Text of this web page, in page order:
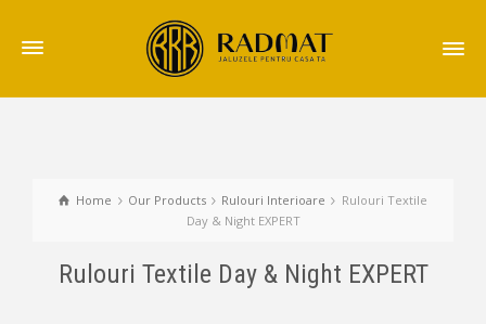
Home Our Products Rulouri Interioare
Rulouri Textile
Day & Night EXPERT
Rulouri Textile Day & Night EXPERT